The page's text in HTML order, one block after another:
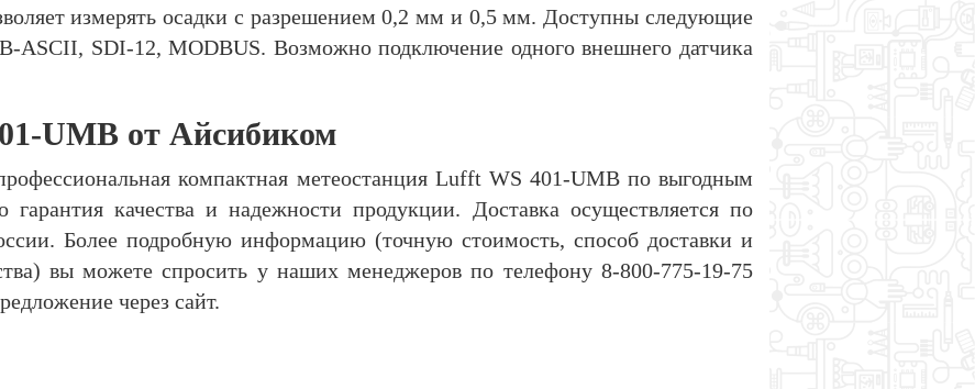
измерять осадки с разрешением 0,2 мм и 0,5 мм. Доступны следующие
ASCII, SDI-12, MODBUS. Возможно подключение одного внешнего датчика
UMB от Айсибиком
компактная метеостанция Lufft WS 401-UMB по выгодным
качества и надежности продукции. Доставка осуществляется по
Более подробную информацию (точную стоимость, способ доставки и
вы можете спросить у наших менеджеров по телефону 8-800-775-19-75
через сайт.